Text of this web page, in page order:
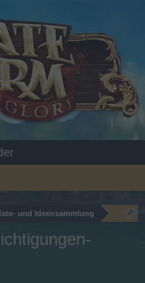
und Ideensammlung